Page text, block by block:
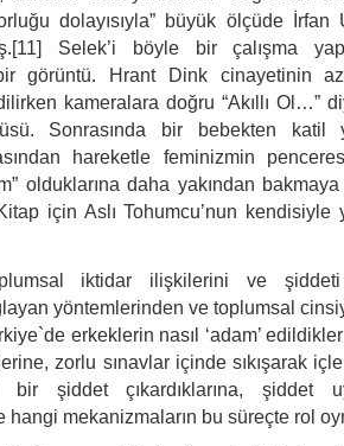
dolayısıyla” büyük ölçüde
Selek’i böyle bir çalışma
görüntü. Hrant Dink cinayetinin
kameralara doğru “Akıllı Ol…”
Sonrasında bir bebekten katil
hareketle feminizmin
olduklarına daha yakından
için Aslı Tohumcu’nun kendisiyle
iktidar ilişkilerini ve
yöntemlerinden ve toplumsal
erkeklerin nasıl ‘adam’
zorlu sınavlar içinde sıkışarak
bir şiddet çıkardıklarına, şiddet
mekanizmaların bu süreçte rol